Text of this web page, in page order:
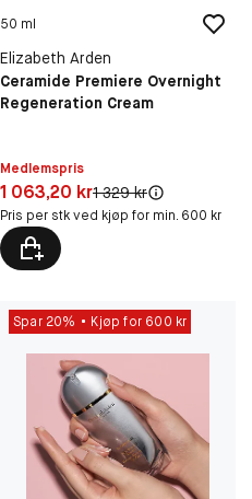
50 ml
Elizabeth Arden
Ceramide Premiere Overnight
Regeneration Cream
Medlemspris
Pris: 1 063,20 kr
1 063,20 krOriginal pris:
1 329 kr
Pris per stk ved kjøp for min. 600 kr
Spar 20% Kjøp for 600 kr